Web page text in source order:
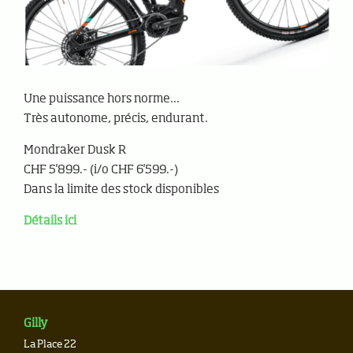
Une puissance hors norme...
Très autonome, précis, endurant.
Mondraker Dusk R
CHF 5'899.- (i/o CHF 6'599.-)
Dans la limite des stock disponibles
Détails ici
Gilly
La Place 22